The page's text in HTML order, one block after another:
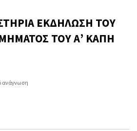
ΕΚΔΗΛΩΣΗ ΤΟΥ
ΤΟΥ Α’ ΚΑΠΗ
ανάγνωση